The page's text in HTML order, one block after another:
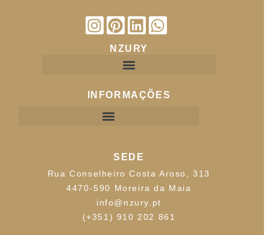
NZURY
INFORMAÇÕES
SEDE
Rua Conselheiro Costa Aroso, 313
4470-590 Moreira da Maia
info@nzury.pt
(+351) 910 202 861